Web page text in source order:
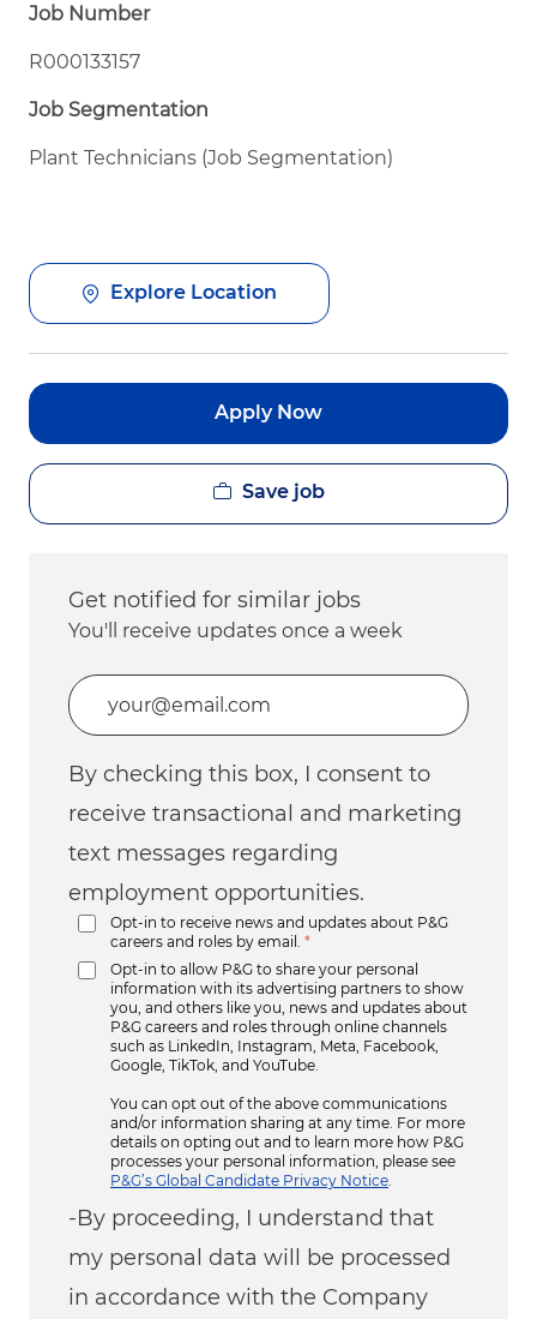
Job Number
R000133157
Job Segmentation
Plant Technicians (Job Segmentation)
Explore Location
Apply Now
Save job
Get notified for similar jobs
You'll receive updates once a week
Enter Email address (Required)
By checking this box, I consent to
receive transactional and marketing
text messages regarding
employment opportunities.
Opt-in to receive news and updates about P&G
careers and roles by email.
*
Opt-in to allow P&G to share your personal
information with its advertising partners to show
you, and others like you, news and updates about
P&G careers and roles through online channels
such as LinkedIn, Instagram, Meta, Facebook,
Google, TikTok, and YouTube.
You can opt out of the above communications
and/or information sharing at any time. For more
details on opting out and to learn more how P&G
processes your personal information, please see
P&G’s Global Candidate Privacy Notice
-By proceeding, I understand that
my personal data will be processed
in accordance with the Company